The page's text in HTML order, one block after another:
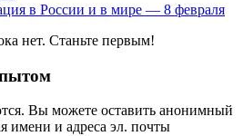
в России и в мире — 8 февраля
нет. Станьте первым!
Вы можете оставить анонимный
имени и адреса эл. почты